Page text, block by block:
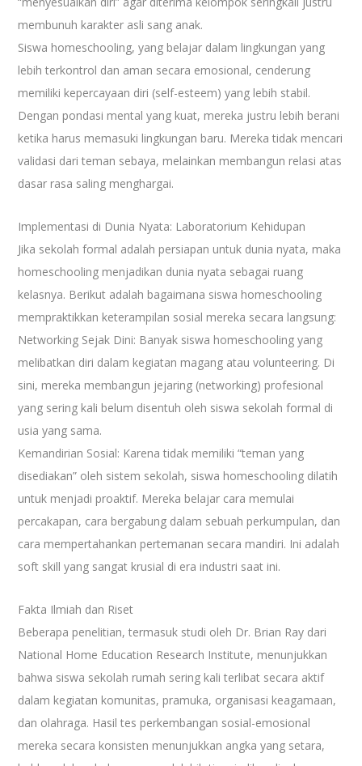
membunuh karakter asli sang anak.
Siswa homeschooling, yang belajar dalam lingkungan yang
lebih terkontrol dan aman secara emosional, cenderung
memiliki kepercayaan diri (self-esteem) yang lebih stabil.
Dengan pondasi mental yang kuat, mereka justru lebih berani
ketika harus memasuki lingkungan baru. Mereka tidak mencari
validasi dari teman sebaya, melainkan membangun relasi atas
dasar rasa saling menghargai.
Implementasi di Dunia Nyata: Laboratorium Kehidupan
Jika sekolah formal adalah persiapan untuk dunia nyata, maka
homeschooling menjadikan dunia nyata sebagai ruang
kelasnya. Berikut adalah bagaimana siswa homeschooling
mempraktikkan keterampilan sosial mereka secara langsung:
Networking Sejak Dini: Banyak siswa homeschooling yang
melibatkan diri dalam kegiatan magang atau volunteering. Di
sini, mereka membangun jejaring (networking) profesional
yang sering kali belum disentuh oleh siswa sekolah formal di
usia yang sama.
Kemandirian Sosial: Karena tidak memiliki “teman yang
disediakan” oleh sistem sekolah, siswa homeschooling dilatih
untuk menjadi proaktif. Mereka belajar cara memulai
percakapan, cara bergabung dalam sebuah perkumpulan, dan
cara mempertahankan pertemanan secara mandiri. Ini adalah
soft skill yang sangat krusial di era industri saat ini.
Fakta Ilmiah dan Riset
Beberapa penelitian, termasuk studi oleh Dr. Brian Ray dari
National Home Education Research Institute, menunjukkan
bahwa siswa sekolah rumah sering kali terlibat secara aktif
dalam kegiatan komunitas, pramuka, organisasi keagamaan,
dan olahraga. Hasil tes perkembangan sosial-emosional
mereka secara konsisten menunjukkan angka yang setara,